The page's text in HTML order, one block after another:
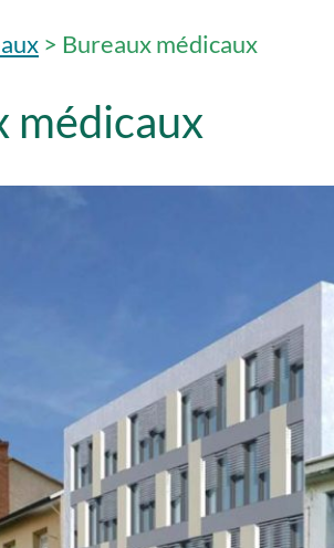
> Bureaux médicaux
médicaux